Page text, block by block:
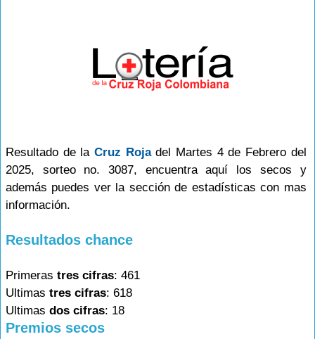
Resultado de la Cruz Rojadel Martes 4 de Febrero del
2025, sorteo no. 3087, encuentra aquí los secos y
además puedes ver la sección de estadísticas con mas
información.
Resultados chance
Primeras tres cifras: 461
Ultimas tres cifras: 618
Ultimas dos cifras: 18
Premios secos